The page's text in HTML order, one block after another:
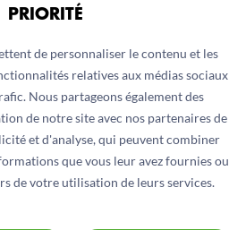
PRIORITÉ
de personnaliser le contenu et les
relatives aux médias sociaux
Nous partageons également des
de notre site avec nos partenaires de
et d'analyse, qui peuvent combiner
que vous leur avez fournies ou
de votre utilisation de leurs services.
liée